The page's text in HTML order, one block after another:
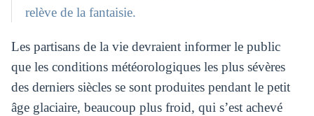
relève de la fantaisie.
Les partisans de la vie devraient informer le public
que les conditions météorologiques les plus sévères
des derniers siècles se sont produites pendant le petit
âge glaciaire, beaucoup plus froid, qui s’est achevé